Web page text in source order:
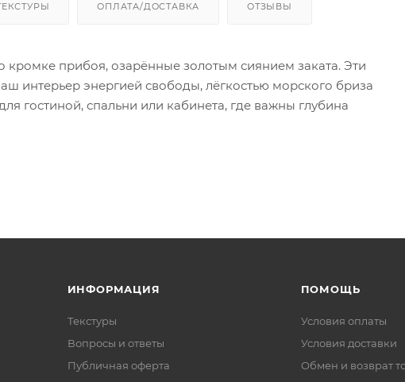
ОПЛАТА/ДОСТАВКА ОТЗЫВЫ
прибоя, озарённые золотым сиянием заката. Эти
интерьер энергией свободы, лёгкостью морского бриза
гостиной, спальни или кабинета, где важны глубина
ИНФОРМАЦИЯ
Текстуры
Вопросы и ответы
Публичная оферта
ПОМОЩЬ
Условия оплаты
Условия доставки
Обмен и возврат